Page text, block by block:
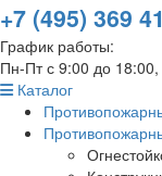
+7 (495) 369
График работы:
Пн-Пт с 9:00 до
Каталог